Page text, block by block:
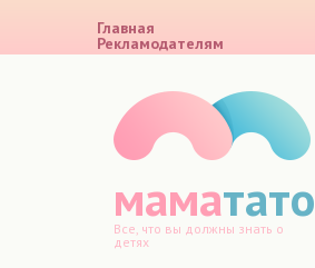
Главная
Рекламодателям
маматато
Все, что вы должны знать о
детях